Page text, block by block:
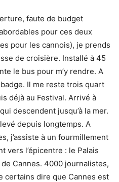
faute de budget
pour ces deux
pour les cannois), je prends
de croisière. Installé à 45
le bus pour m’y rendre. A
Il me reste trois quart
déjà au Festival. Arrivé à
descendent jusqu’à la mer.
depuis longtemps. A
j’assiste à un fourmillement
vers l’épicentre : le Palais
Cannes. 4000 journalistes,
certains dire que Cannes est